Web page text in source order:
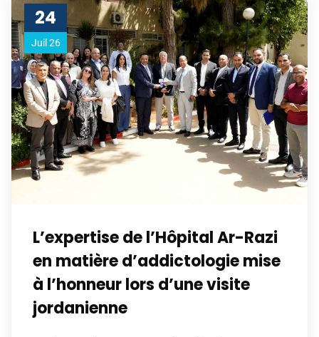
24
Juil 26
L’expertise de l’Hôpital Ar-Razi
en matière d’addictologie mise
à l’honneur lors d’une visite
jordanienne